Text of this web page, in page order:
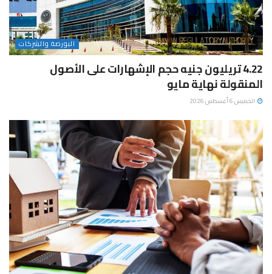
البورصة والشركات
4.22 تريليون جنيه حجم الإشهارات على الأصول
المنقولة نهاية مايو
الخميس 6 أغسطس 2026